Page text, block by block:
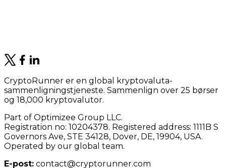
CryptoRunner er en global kryptovaluta-
sammenligningstjeneste. Sammenlign over 25 børser
og 18,000 kryptovalutor.
Part of Optimizee Group LLC.
Registration no: 10204378. Registered address: 1111B S
Governors Ave, STE 34128, Dover, DE, 19904, USA.
Operated by our global team.
E-post: contact@cryptorunner.com